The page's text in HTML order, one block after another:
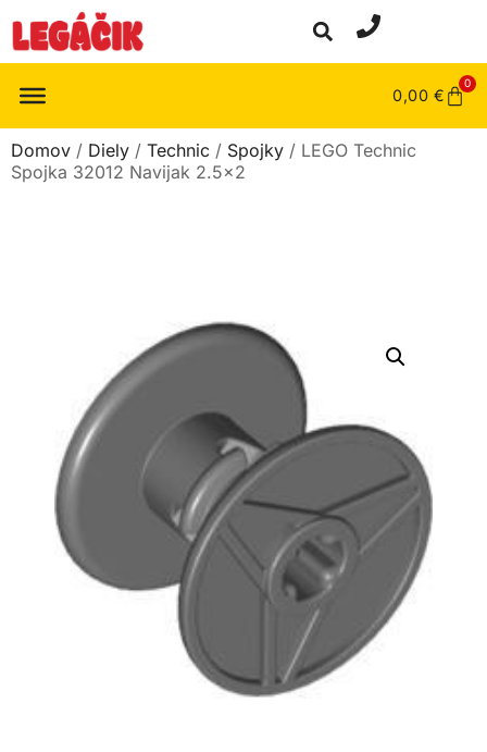
0,00 €
0
Domov / Diely / Technic / Spojky / LEGO Technic
Spojka 32012 Navijak 2.5×2